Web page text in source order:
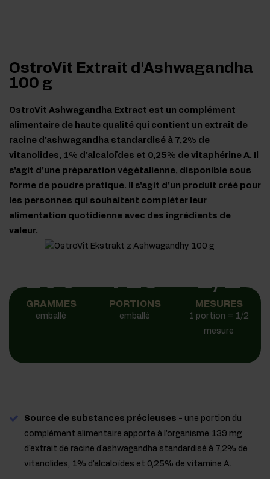
OstroVit Extrait d'Ashwagandha
100 g
OstroVit Ashwagandha Extract est un complément
alimentaire de haute qualité qui contient un extrait de
racine d'ashwagandha standardisé à 7,2% de
vitanolides, 1% d'alcaloïdes et 0,25% de vitaphérine A. Il
s'agit d'une préparation végétalienne, disponible sous
forme de poudre pratique. Il s'agit d'un produit créé pour
les personnes qui souhaitent compléter leur
alimentation quotidienne avec des ingrédients de
valeur.
100
GRAMMES
emballé
719
PORTIONS
emballé
1/2
MESURES
1 portion = 1/2
mesure
Source de substances précieuses - une portion du
complément alimentaire apporte à l'organisme 139 mg
d'extrait de racine d'ashwagandha standardisé à 7,2% de
vitanolides, 1% d'alcaloïdes et 0,25% de vitamine A.